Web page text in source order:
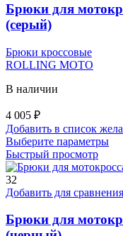
Брюки для
(серый)
Брюки кроссовые
ROLLING MOTO
В наличии
4 005 ₽
Добавить в список
Выберите параметры
Быстрый просмотр
32
Добавить для сравнения
Брюки для